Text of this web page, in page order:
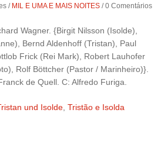
/ MIL E UMA E MAIS NOITES /0 Comentários
Wagner. {Birgit Nilsson (Isolde),
Bernd Aldenhoff (Tristan), Paul
Frick (Rei Mark), Robert Lauhofer
Rolf Böttcher (Pastor / Marinheiro)}.
de Quell. C: Alfredo Furiga.
und Isolde Tristão e Isolda